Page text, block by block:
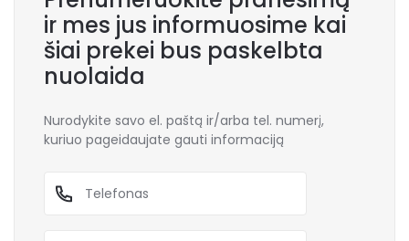
ir mes jus informuosime kai
šiai prekei bus paskelbta
nuolaida
Nurodykite savo el. paštą ir/arba tel. numerį,
kuriuo pageidaujate gauti informaciją